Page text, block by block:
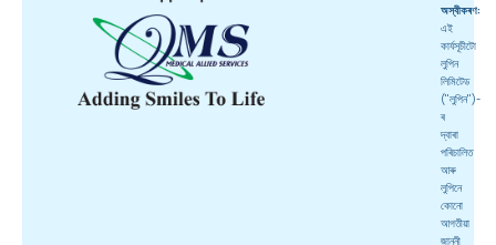
অস্বীকৰণ:
এই
কাৰ্যসূচীটো
লুপিন
লিমিটেড
("লুপিন")-
ৰ
দ্বাৰা
পৰিচালিত
আৰু
লুপিনে
কোনো
আগতীয়া
জাননী